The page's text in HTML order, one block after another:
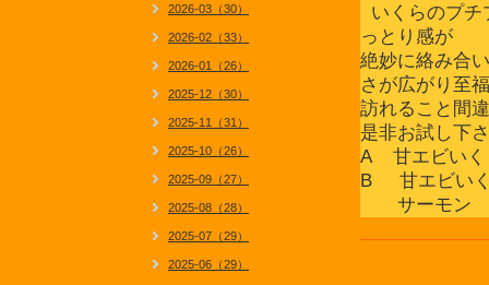
いくらのプチ
っとり感が
絶妙に絡み合
さが広がり至
訪れること間
是非お試し下
A 甘エビい
B 甘エビい
サーモン
2026-03（30）
2026-02（33）
2026-01（26）
2025-12（30）
2025-11（31）
2025-10（26）
2025-09（27）
2025-08（28）
2025-07（29）
2025-06（29）